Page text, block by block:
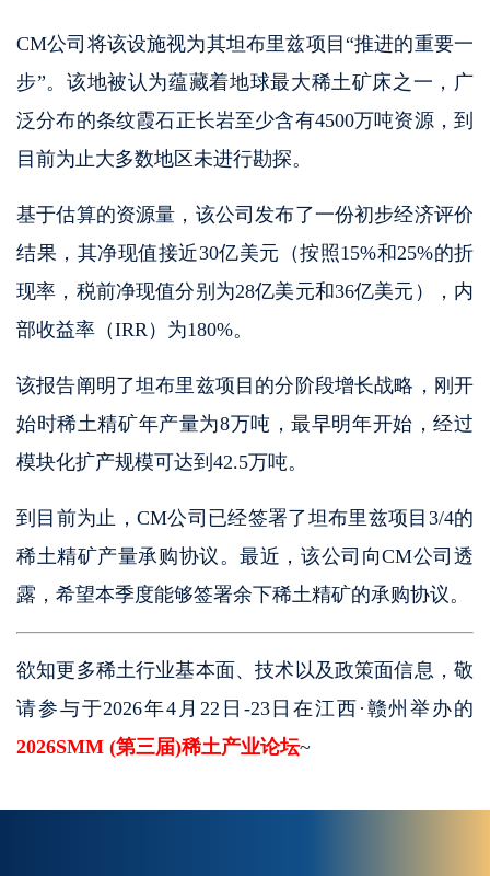
CM公司将该设施视为其坦布里兹项目“推进的重要一
步”。该地被认为蕴藏着地球最大稀土矿床之一，广
泛分布的条纹霞石正长岩至少含有4500万吨资源，到
目前为止大多数地区未进行勘探。
基于估算的资源量，该公司发布了一份初步经济评价
结果，其净现值接近30亿美元（按照15%和25%的折
现率，税前净现值分别为28亿美元和36亿美元），内
部收益率（IRR）为180%。
该报告阐明了坦布里兹项目的分阶段增长战略，刚开
始时稀土精矿年产量为8万吨，最早明年开始，经过
模块化扩产规模可达到42.5万吨。
到目前为止，CM公司已经签署了坦布里兹项目3/4的
稀土精矿产量承购协议。最近，该公司向CM公司透
露，希望本季度能够签署余下稀土精矿的承购协议。
欲知更多稀土行业基本面、技术以及政策面信息，敬
请参与于2026年4月22日-23日在江西·赣州举办的
2026SMM (第三届)稀土产业论坛~